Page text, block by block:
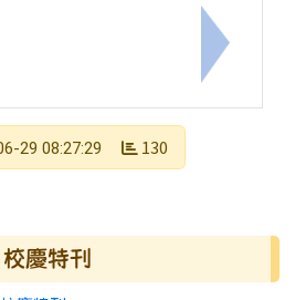
與應用初進階教師培訓工作坊研習下一筆：
29 08:27:29 130
校慶特刊